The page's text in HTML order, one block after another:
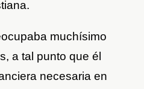
muchísimo
a tal punto que él
necesaria en